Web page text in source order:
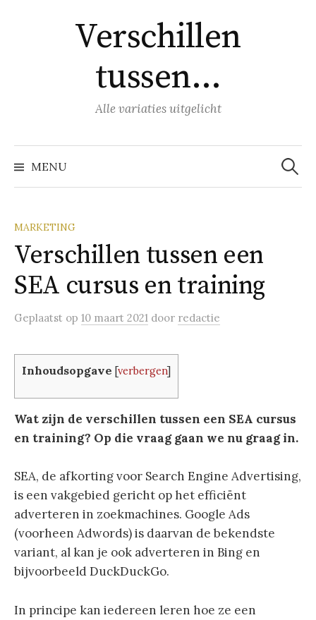
Verschillen
tussen…
Alle variaties uitgelicht
MENU
Zoeken
naar:
MARKETING
Verschillen tussen een
SEA cursus en training
Geplaatst op 10 maart 2021 door redactie
Inhoudsopgave [verbergen]
Wat zijn de verschillen tussen een SEA cursus
en training? Op die vraag gaan we nu graag in.
SEA, de afkorting voor Search Engine Advertising,
is een vakgebied gericht op het efficiënt
adverteren in zoekmachines. Google Ads
(voorheen Adwords) is daarvan de bekendste
variant, al kan je ook adverteren in Bing en
bijvoorbeeld DuckDuckGo.
In principe kan iedereen leren hoe ze een